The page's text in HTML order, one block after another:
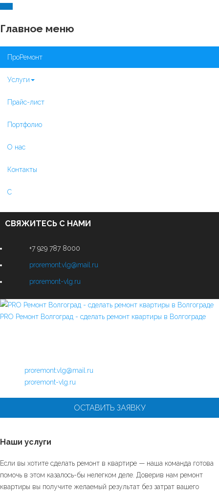
Главное меню
ПроРемонт
Услуги
Прайс-лист
Портфолио
О нас
Контакты
C
СВЯЖИТЕСЬ С НАМИ
+7 929 787 8000
proremont.vlg@mail.ru
proremont-vlg.ru
PRO Ремонт Волгоград - сделать ремонт квартиры в Волгограде
proremont.vlg@mail.ru
proremont-vlg.ru
ОСТАВИТЬ ЗАЯВКУ
Наши услуги
Если вы хотите сделать ремонт в квартире — наша команда готова
помочь в этом казалось-бы нелегком деле. Доверив нам ремонт
квартиры вы получите желаемый результат без затрат вашего